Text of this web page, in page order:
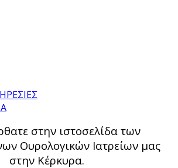
στην ιστοσελίδα των
Ουρολογικών Ιατρείων μας
στην Κέρκυρα.